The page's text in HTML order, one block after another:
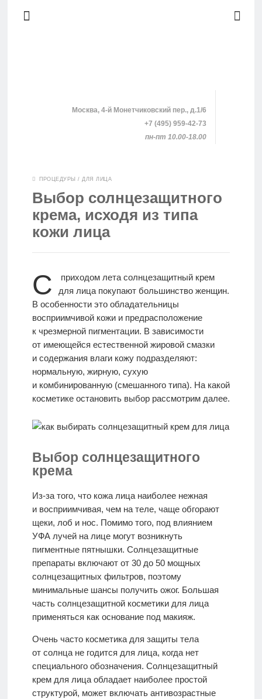
Москва, 4-й Монетчиковский пер., д.1/6
+7 (495) 959-42-73
пн-пт 10.00-18.00
МАССАЖ
ИДЕАЛЫ
КРАСОТЫ
Моя
КОНТАКТЫ
Врачи-
ПРОЦЕДУРЫ /ДЛЯ ЛИЦА
Выбор солнцезащитного
крема, исходя из типа
кожи лица
С
приходом лета солнцезащитный крем
для лица покупают большинство женщин.
В особенности это обладательницы
восприимчивой кожи и предрасположение
к чрезмерной пигментации. В зависимости
от имеющейся естественной жировой смазки
и содержания влаги кожу подразделяют:
нормальную, жирную, сухую
и комбинированную (смешанного типа). На какой
косметике остановить выбор рассмотрим далее.
Выбор солнцезащитного
крема
Из-за того, что кожа лица наиболее нежная
и восприимчивая, чем на теле, чаще обгорают
щеки, лоб и нос. Помимо того, под влиянием
УФА лучей на лице могут возникнуть
пигментные пятнышки. Солнцезащитные
препараты включают от 30 до 50 мощных
солнцезащитных фильтров, поэтому
минимальные шансы получить ожог. Большая
часть солнцезащитной косметики для лица
применяться как основание под макияж.
Очень часто косметика для защиты тела
от солнца не годится для лица, когда нет
специального обозначения. Солнцезащитный
крем для лица обладает наиболее простой
структурой, может включать антивозрастные